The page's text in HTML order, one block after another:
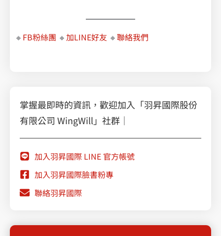
🔸 FB粉絲團 🔸加LINE好友 🔸聯絡我們
掌握最即時的資訊，歡迎加入「羽昇國際股份
有限公司 WingWill」社群｜
加入羽昇國際 LINE 官方帳號
加入羽昇國際臉書粉專
聯絡羽昇國際